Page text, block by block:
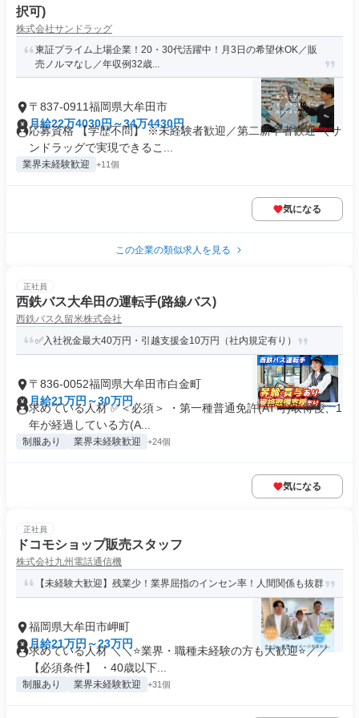
択可)
株式会社サンドラッグ
東証プライム上場企業！20・30代活躍中！月3日の希望休OK／販
売ノルマなし／年収例32歳...
〒837-0911福岡県大牟田市
月給22万4030円～34万4430円
応募資格 【学歴不問】 ※未経験者歓迎／第二新卒者歓迎 ＼サ
ンドラッグで実現できるこ...
業界未経験歓迎 +11個
気になる
この企業の類似求人を見る
正社員
西鉄バス大牟田の運転手(路線バス)
西鉄バス久留米株式会社
✅入社祝金最大40万円・引越支援金10万円（社内規定有り）
〒836-0052福岡県大牟田市白金町
月給21万円～30万円
求めている人材 ✅＜必須＞ ・第一種普通免許(AT可)取得後、1
年が経過している方(A...
制服あり 業界未経験歓迎 +24個
気になる
正社員
ドコモショップ販売スタッフ
株式会社九州電話通信機
【未経験大歓迎】残業少！業界屈指のインセン率！人間関係も抜群
福岡県大牟田市岬町
月給21万円～23万円
求めている人材 ＼＼⭐業界・職種未経験の方も大歓迎⭐／／
【必須条件】 ・40歳以下...
制服あり 業界未経験歓迎 +31個